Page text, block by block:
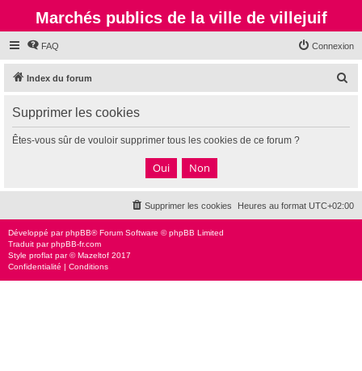
Marchés publics de la ville de villejuif
FAQ Connexion
Index du forum
c
Supprimer les cookies
Êtes-vous sûr de vouloir supprimer tous les cookies de ce forum ?
Heures au format UTC+02:00
Supprimer les cookies
Développé parphpBB® Forum Software © phpBB Limited
Traduit parphpBB-fr.com
Style proflat par ©Mazeltof 2017
Confidentialité | Conditions